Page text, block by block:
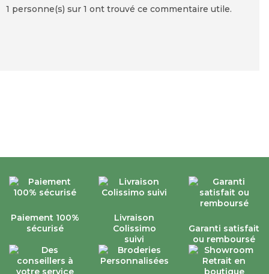
1 personne(s) sur 1 ont trouvé ce commentaire utile.
Paiement 100%
sécurisé
Livraison
Colissimo
suivi
Garanti satisfait
ou remboursé